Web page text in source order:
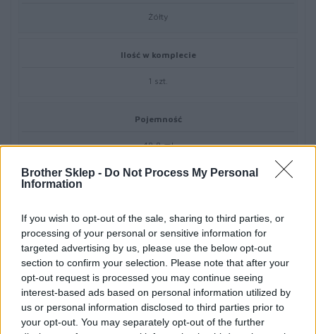
Brother Sklep - Do Not Process My Personal
Information
If you wish to opt-out of the sale, sharing to third parties, or
processing of your personal or sensitive information for
targeted advertising by us, please use the below opt-out
section to confirm your selection. Please note that after your
opt-out request is processed you may continue seeing
interest-based ads based on personal information utilized by
us or personal information disclosed to third parties prior to
your opt-out. You may separately opt-out of the further
Żółty
Ilość w komplecie
1 szt.
Pojemność
48.8 ml
Uzysk
Do 5000 stron
Różne